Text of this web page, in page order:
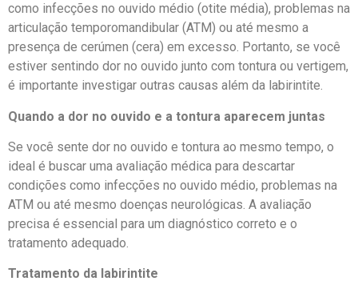
como infecções no ouvido médio (otite média), problemas na
articulação temporomandibular (ATM) ou até mesmo a
presença de cerúmen (cera) em excesso. Portanto, se você
estiver sentindo dor no ouvido junto com tontura ou vertigem,
é importante investigar outras causas além da labirintite.
Quando a dor no ouvido e a tontura aparecem juntas
Se você sente dor no ouvido e tontura ao mesmo tempo, o
ideal é buscar uma avaliação médica para descartar
condições como infecções no ouvido médio, problemas na
ATM ou até mesmo doenças neurológicas. A avaliação
precisa é essencial para um diagnóstico correto e o
tratamento adequado.
Tratamento da labirintite